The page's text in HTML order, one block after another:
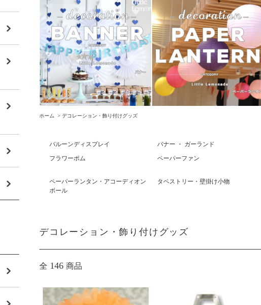
ホーム > デコレーション・飾り付けグッズ
バルーンディスプレイ バナー ・ ガーランド
フラワーポム
ペーパーファン
ペーパーランタン・アコーディオン
ボール
タペストリー・壁掛け小物
デコレーション・飾り付けグッズ
全 146 商品